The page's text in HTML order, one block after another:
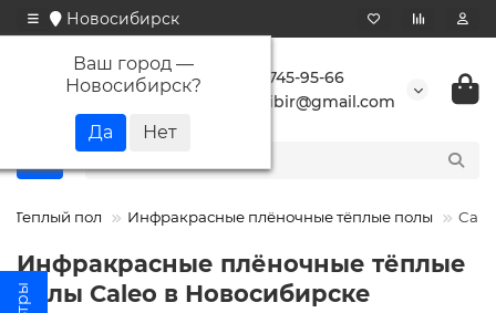
Новосибирск
Ваш город —
Новосибирск?
+7 923 745-95-66
buransibir@gmail.com
Теплый пол Инфракрасные плёночные тёплые полы
Инфракрасные плёночные тёплые
полы Caleo в Новосибирске